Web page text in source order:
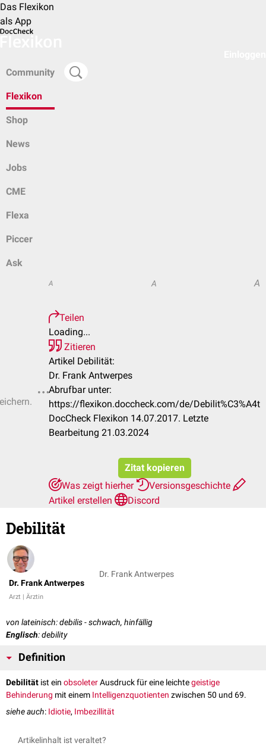
Das Flexikon
als App
Community
Flexikon
Shop
News
Jobs
CME
Flexa
Piccer
Ask
A A A
Teilen
Loading...
Zitieren
Artikel Debilität:
Dr. Frank Antwerpes
Abrufbar unter:
https://flexikon.doccheck.com/de/Debilit%C3%A4t
DocCheck Flexikon 14.07.2017. Letzte
Bearbeitung 21.03.2024
Zitat kopieren
Was zeigt hierher
Versionsgeschichte
Artikel erstellen
Discord
Debilität
Dr. Frank Antwerpes
Arzt | Ärztin
Dr. Frank Antwerpes
von lateinisch: debilis - schwach, hinfällig
Englisch: debility
Definition
Debilität ist ein obsoleterAusdruck für eine leichtegeistige
Behinderung mit einem Intelligenzquotienten zwischen 50 und 69.
siehe auch: Idiotie, Imbezillität
Artikelinhalt ist veraltet?